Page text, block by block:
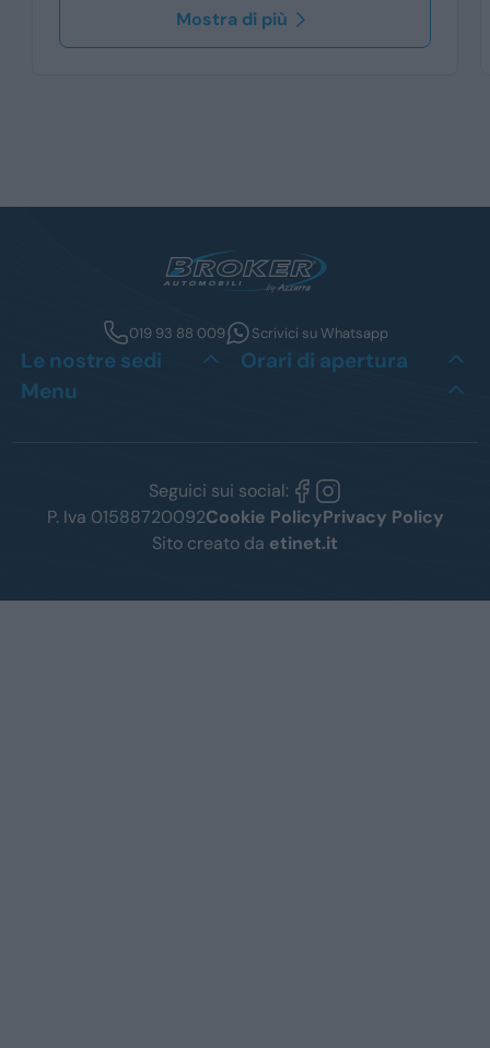
Mostra di più
019 93 88 009 Scrivici su Whatsapp
Le nostre sedi
Orari di apertura
Menu
Seguici sui social:
P. Iva 01588720092Cookie PolicyPrivacy Policy
Sito creato da etinet.it